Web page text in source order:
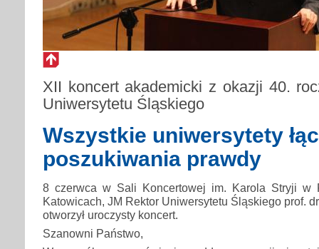
XII koncert akademicki z okazji 40.
Uniwersytetu Śląskiego
Wszystkie uniwersytety
poszukiwania prawdy
8 czerwca w Sali Koncertowej im. Karola Stryji w
Katowicach, JM Rektor Uniwersytetu Śląskiego prof.
otworzył uroczysty koncert.
Szanowni Państwo,